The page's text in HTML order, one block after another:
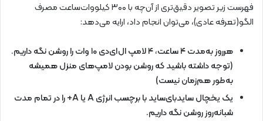
فهرست زیر تصویر دقیق‌تری از آن‌چه با ۳۰۰ کیلووات‌ساعت مصرف
الگو(تعرفه عادی)، می‌توان انجام داد، ارایه می‌دهد:
هرروز به‌مدت ۴ ساعت، ۴ لامپ ال‌ای‌دی ۱۰ وات را روشن نگه داریم.
(توجه داشته باشید که روشن بودن لامپ‌های منزل همیشه
به‌طور هم‌زمان نیست)
یک یخچال سایدبای‌ساید با برچسب انرژی A یا A+ را در تمام مدت
شبانه‌روز روشن نگه داریم.